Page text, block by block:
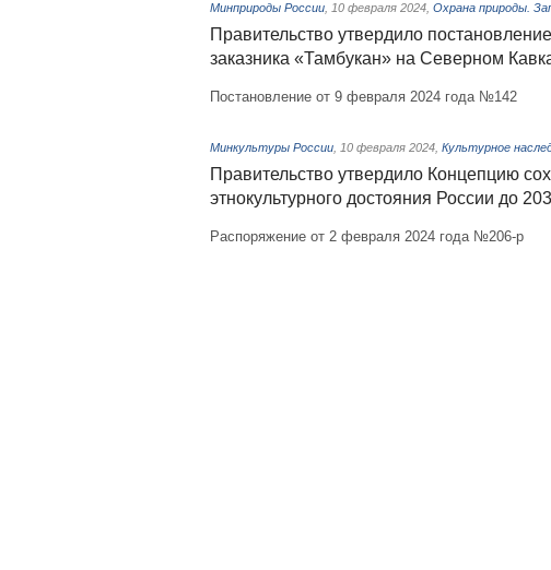
Минприроды России 10 февраля 2024 Охрана природы.
Правительство утвердило
заказника «Тамбукан» на Северном
Постановление от 9 февраля 2024 года №142
Минкультуры России 10 февраля 2024 Культурное
Правительство утвердило Концепцию
этнокультурного достояния России до
Распоряжение от 2 февраля 2024 года №206-р